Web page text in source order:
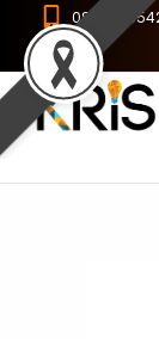
content
086-